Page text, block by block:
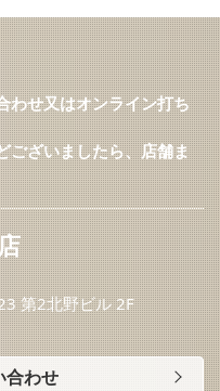
わせ又はオンライン打ち
ございましたら、店舗ま
第2北野ビル 2F
合わせ